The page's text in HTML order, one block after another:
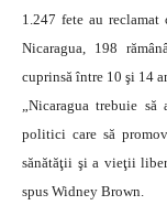
1.247 fete au
Nicaragua, 198
cuprinsă între 10 şi 14
„Nicaragua trebuie
politici care să
sănătăţii şi a vieţii
spus Widney Brown.